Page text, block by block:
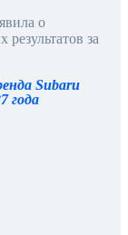
о
за
Subaru
года